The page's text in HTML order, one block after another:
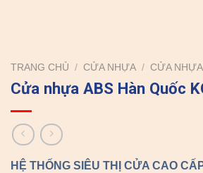
TRANG CHỦ / CỬA NHỰA / CỬA
Cửa nhựa ABS Hàn Quốc
HỆ THỐNG SIÊU THỊ CỬA CAO